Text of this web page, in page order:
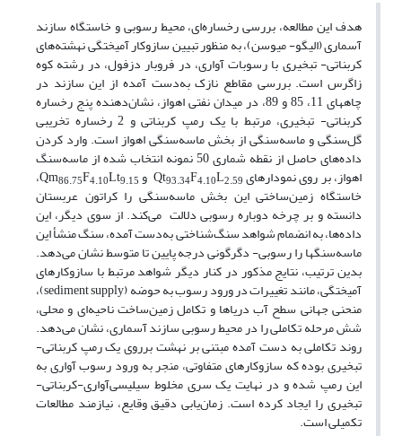
هدف این مطالعه، بررسی رخساره‌ای، محیط رسوبی و خاستگاه سازند
آسماری (الیگو- میوسن)، به منظور تبیین سازوکار آمیختگی نهشته‌های
کربناتی- تبخیری با رسوبات آواری، در فروبار دزفول، در رشته کوه‌
زاگرس است. بررسی مقاطع نازک به‌دست آمده از این سازند در
چاههای 11، 85 و 89، در میدان نفتی اهواز، نشان‌دهنده پنج رخساره‌
کربناتی- تبخیری، مرتبط با یک رمپ کربناتی و 2 رخساره تخریبی
گل‌سنگی و ماسه‌سنگی از بخش ماسه‌سنگی اهواز است. وارد کردن
داده‌های حاصل از نقطه ‌شماری 50 نمونه انتخاب شده از ماسه‌سنگ
اهواز، بر روی نمودارهای Qt 93.34F4.10L2.59 و Qm 86.75F4.10Lt9.15 ،
خاستگاه زمین‌ساختی این بخش ماسه‌سنگی را کراتون عربستان
دانسته و بر چرخه دوباره رسوبی دلالت می‌کند. از سوی دیگر، این
داده‌ها، به انضمام شواهد سنگ‌شناختی به‌دست آمده، سنگ منشأ این
ماسه‌سنگها را رسوبی- دگرگونی درجه پایین تا متوسط نشان می‌دهد.
بدین ترتیب، نتایج مذکور در کنار دیگر شواهد مرتبط با سازوکار‌های
آمیختگی، مانند تغییرات در ورود رسوب به حوضه (sediment supply)،
منحنی جهانی سطح آب دریاها و تکامل زمین‌ساخت ناحیه‌ای و محلی،
شش مرحله تکاملی را در محیط رسوبی سازند آسماری، نشان می‌دهد.
روند تکاملی به دست آمده مبتنی بر نهشت برروی یک رمپ کربناتی-
تبخیری بوده که سازوکار‌های متفاوتی، منجر به ورود رسوب آواری به
این رمپ شده و در نهایت یک سری مخلوط سیلیسی‌آواری-کربناتی-
تبخیری را ایجاد کرده است. زمان‌یابی دقیق وقایع، نیازمند مطالعات
تکمیلی است.